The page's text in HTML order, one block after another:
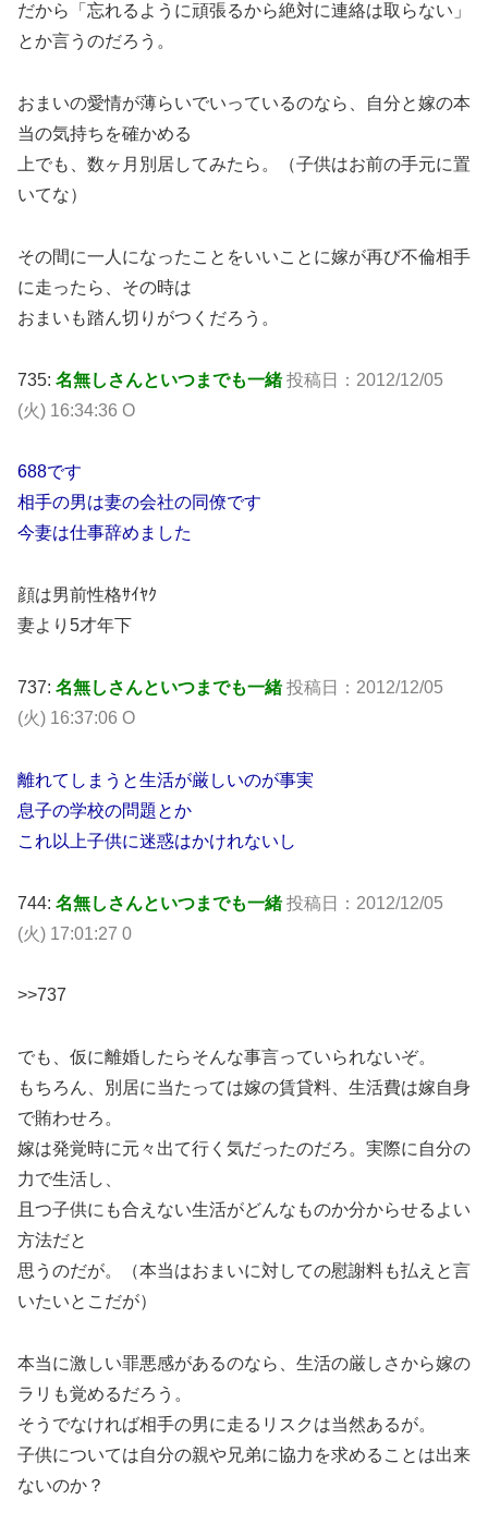
だから「忘れるように頑張るから絶対に連絡は取らない」
とか言うのだろう。
おまいの愛情が薄らいでいっているのなら、自分と嫁の本
当の気持ちを確かめる
上でも、数ヶ月別居してみたら。（子供はお前の手元に置
いてな）
その間に一人になったことをいいことに嫁が再び不倫相手
に走ったら、その時は
おまいも踏ん切りがつくだろう。
735: 名無しさんといつまでも一緒投稿日：2012/12/05
(火) 16:34:36 O
688です
相手の男は妻の会社の同僚です
今妻は仕事辞めました
顔は男前性格ｻｲﾔｸ
妻より5才年下
737: 名無しさんといつまでも一緒投稿日：2012/12/05
(火) 16:37:06 O
離れてしまうと生活が厳しいのが事実
息子の学校の問題とか
これ以上子供に迷惑はかけれないし
744: 名無しさんといつまでも一緒投稿日：2012/12/05
(火) 17:01:27 0
>>737
でも、仮に離婚したらそんな事言っていられないぞ。
もちろん、別居に当たっては嫁の賃貸料、生活費は嫁自身
で賄わせろ。
嫁は発覚時に元々出て行く気だったのだろ。実際に自分の
力で生活し、
且つ子供にも合えない生活がどんなものか分からせるよい
方法だと
思うのだが。（本当はおまいに対しての慰謝料も払えと言
いたいとこだが）
本当に激しい罪悪感があるのなら、生活の厳しさから嫁の
ラリも覚めるだろう。
そうでなければ相手の男に走るリスクは当然あるが。
子供については自分の親や兄弟に協力を求めることは出来
ないのか？